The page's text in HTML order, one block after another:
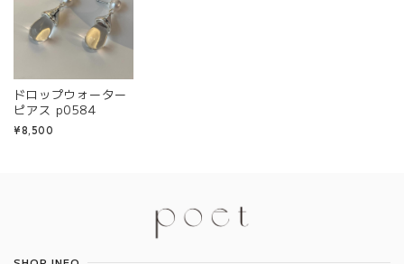
ドロップウォーター
ピアス p0584
¥8,500